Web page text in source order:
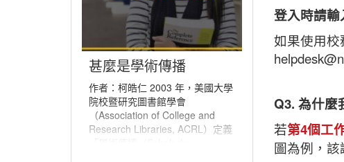
登入時請輸
如果使用校
Q3. 為什麼
若第4個工
圖為例，
甚麼是學術傳播
作者：柯皓仁 2003 年，美國大學
院校暨研究圖書館學會
（Association of College and
Research Libraries, ACRL）定義